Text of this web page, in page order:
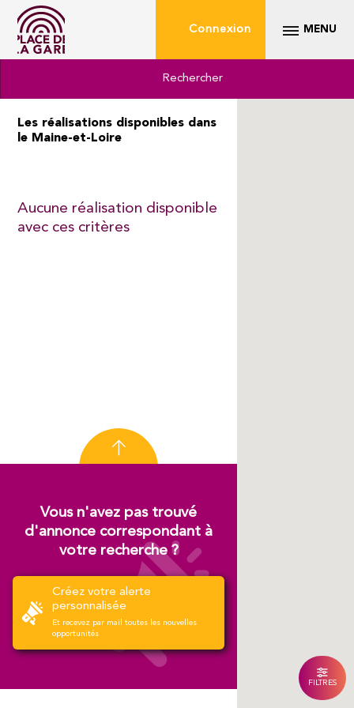
MENU
Connexion
Les réalisations disponibles dans
le Maine-et-Loire
Vous n'avez pas trouvé
d'annonce correspondant à
votre recherche ?
Créez votre alerte
personnalisée
Et recevez par mail toutes les nouvelles
opportunités
Rechercher
FILTRES